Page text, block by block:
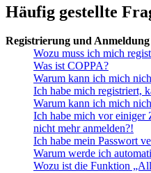
Häufig gestellte
Registrierung und Anmeldung
Wozu muss ich mich
Was ist COPPA?
Warum kann ich mich
Ich habe mich registriert,
Warum kann ich mich
Ich habe mich vor einiger
nicht mehr anmelden?!
Ich habe mein Passwort
Warum werde ich
Wozu ist die Funktion